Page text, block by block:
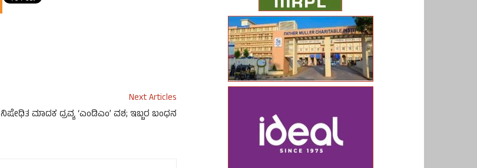
Next Articles
ನಿಷೇಧಿತ ಮಾದಕ ದ್ರವ್ಯ ‘ಎಂಡಿಎಂ’ ವಶ; ಇಬ್ಬರ ಬಂಧನ